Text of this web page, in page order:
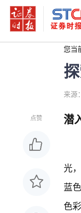
您当
来源
点赞 潜
光
蓝
色